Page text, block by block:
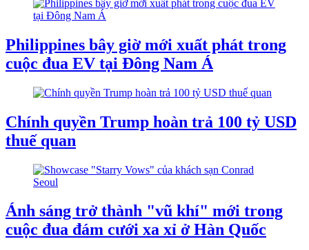
Philippines bây giờ mới xuất phát trong
cuộc đua EV tại Đông Nam Á
Chính quyền Trump hoàn trả 100 tỷ USD
thuế quan
Ánh sáng trở thành "vũ khí" mới trong
cuộc đua đám cưới xa xỉ ở Hàn Quốc